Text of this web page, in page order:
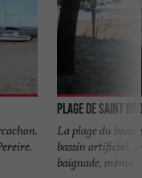
Plage de Saint
La plage du
bassin artificiel,
baignade, même